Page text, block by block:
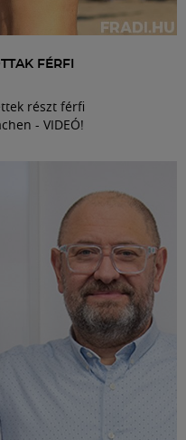
FÉRFI
részt férfi
- VIDEÓ!